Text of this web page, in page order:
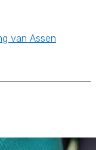
van Assen